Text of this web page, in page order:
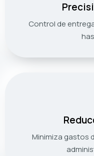
Control de
Minimiza gastos